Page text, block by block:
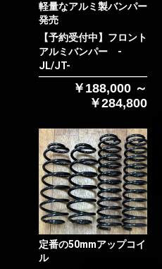
軽量なアルミ製バンパー
発売
【予約受付中】フロント
アルミバンパー -
JL/JT-
￥188,000 ～
￥284,800
定番の50mmアップコイ
ル